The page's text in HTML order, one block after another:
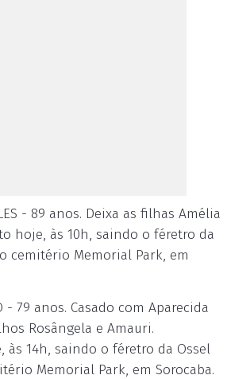
- 89 anos. Deixa as filhas Amélia
hoje, às 10h, saindo o féretro da
cemitério Memorial Park, em
- 79 anos. Casado com Aparecida
Rosângela e Amauri.
às 14h, saindo o féretro da Ossel
Memorial Park, em Sorocaba.